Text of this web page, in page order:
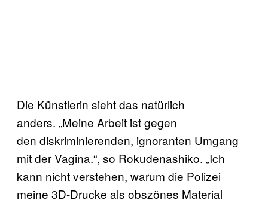
Die Künstlerin sieht das natürlich
anders. „Meine Arbeit ist gegen
den diskriminierenden, ignoranten Umgang
mit der Vagina.“, so Rokudenashiko. „Ich
kann nicht verstehen, warum die Polizei
meine 3D-Drucke als obszönes Material